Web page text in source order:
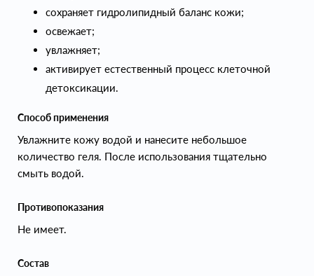
сохраняет гидролипидный баланс кожи;
освежает;
увлажняет;
активирует естественный процесс клеточной
детоксикации.
Способ применения
Увлажните кожу водой и нанесите небольшое
количество геля. После использования тщательно
смыть водой.
Противопоказания
Не имеет.
Состав